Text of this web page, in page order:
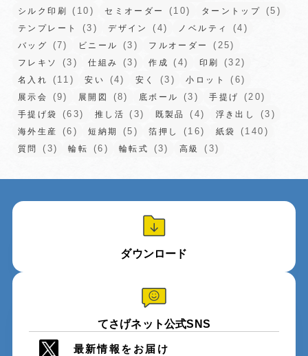
シルク印刷 (10) セミオーダー (10) ターントップ (5)
テンプレート (3) デザイン (4) ノベルティ (4)
バッグ (7) ビニール (3) フルオーダー (25)
フレキソ (3) 仕組み (3) 作成 (4) 印刷 (32)
名入れ (11) 安い (4) 安く (3) 小ロット (6)
展示会 (9) 展開図 (8) 底ボール (3) 手提げ (20)
手提げ袋 (63) 推し活 (3) 既製品 (4) 浮き出し (3)
海外生産 (6) 短納期 (5) 箔押し (16) 紙袋 (140)
質問 (3) 輪転 (6) 輪転式 (3) 高級 (3)
ダウンロード
てさげネット公式SNS
最新情報をお届け